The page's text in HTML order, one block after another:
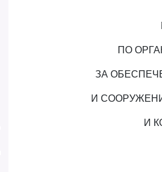
ПО
ЗА
И
И